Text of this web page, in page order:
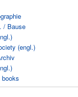
/ Bause
(engl.)